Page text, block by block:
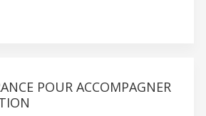
POUR ACCOMPAGNER